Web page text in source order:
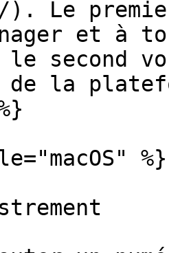
Le premier
et à
second
de la
%}